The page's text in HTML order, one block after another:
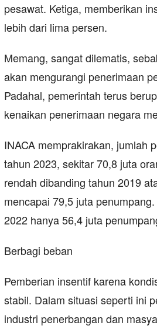
pesawat. Ketiga, memberikan
lebih dari lima persen.
Memang, sangat dilematis,
akan mengurangi penerimaan
Padahal, pemerintah terus
kenaikan penerimaan negara
INACA memprakirakan, jumlah
tahun 2023, sekitar 70,8 juta
rendah dibanding tahun 2019
mencapai 79,5 juta
2022 hanya 56,4 juta
Berbagi beban
Pemberian insentif karena
stabil. Dalam situasi seperti ini
industri penerbangan dan